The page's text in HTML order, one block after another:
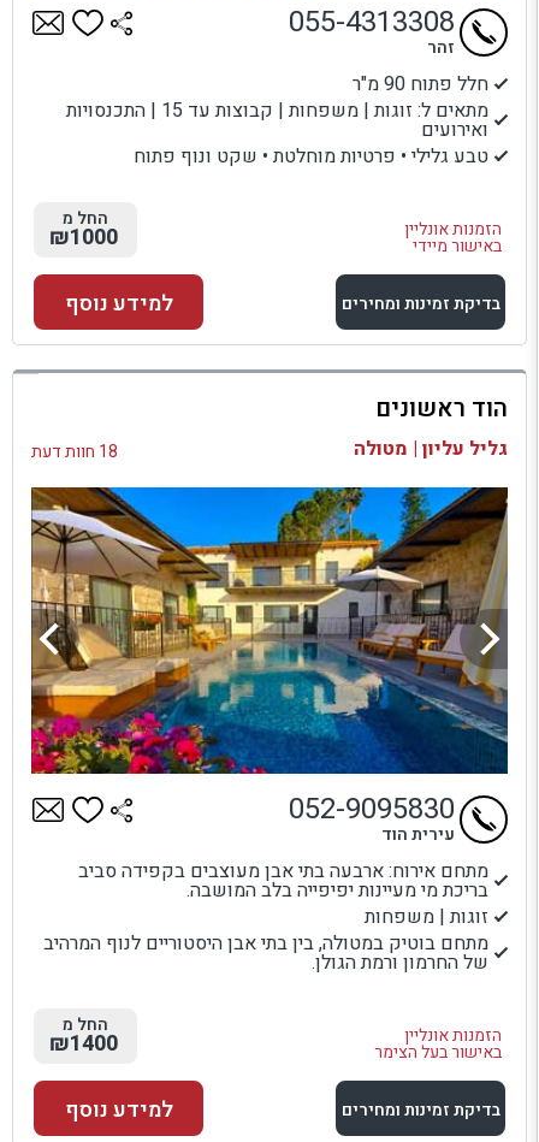
חלל פתוח 90 מ"ר
מתאים ל: זוגות | משפחות | קבוצות עד 15 | התכנסויות
ואירועים
טבע גלילי • פרטיות מוחלטת • שקט ונוף פתוח
הזמנות אונליין
באישור מיידי
055-4313308
זהר
החל מ
₪1000
בדיקת זמינות ומחירים
למתחם זה
בדיקת זמינות ומחירים
למידע נוסף
הוד ראשונים
גליל עליון | מטולה 18 חוות דעת
מתחם אירוח: ארבעה בתי אבן מעוצבים בקפידה סביב
בריכת מי מעיינות יפיפייה בלב המושבה.
זוגות | משפחות
מתחם בוטיק במטולה, בין בתי אבן היסטוריים לנוף המרהיב
של החרמון ורמת הגולן.
הזמנות אונליין
באישור בעל הצימר
052-9095830
עירית הוד
החל מ
₪1400
בדיקת זמינות ומחירים למידע נוסף